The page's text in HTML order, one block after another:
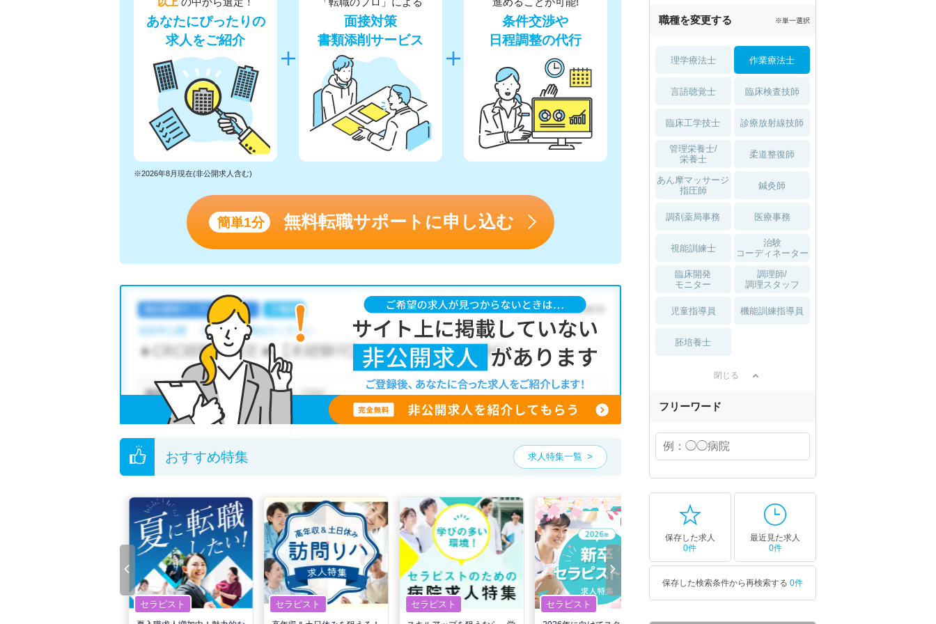
あなたにぴったりの
求人をご紹介
面接対策
書類添削サービス
条件交渉や
日程調整の代行
※2026年8月現在(非公開求人含む)
簡単1分 無料転職サポートに申し込む
おすすめ特集 求人特集一覧
セラピスト セラピスト セラピスト セラピスト
職種を変更する ※単一選択
理学療法士 作業療法士
言語聴覚士 臨床検査技師
臨床工学技士 診療放射線技師
管理栄養士/
栄養士
柔道整復師
あん摩マッサージ
指圧師
鍼灸師
調剤薬局事務 医療事務
視能訓練士
治験
コーディネーター
臨床開発
モニター
調理師/
調理スタッフ
児童指導員 機能訓練指導員
胚培養士
閉じる
フリーワード
保存した求人
0件
最近見た求人
0件
保存した検索条件から再検索する 0件